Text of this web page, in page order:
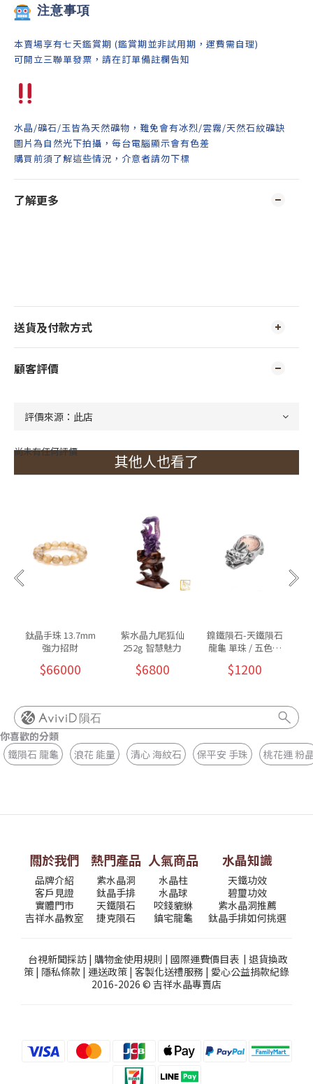
注意事項
本賣場享有七天鑑賞期 (鑑賞期並非試用期，運費需自理)
可開立三聯單發票，請在訂單備註欄告知
水晶/礦石/玉皆為天然礦物，難免會有冰烈/雲霧/天然石紋礦缺
圖片為自然光下拍攝，每台電腦顯示會有色差
購買前須了解這些情況，介意者請勿下標
了解更多
送貨及付款方式
顧客評價
尚未有任何評價 其他人也看了
鈦晶手珠 13.7mm
強力招財
$66000
紫水晶九尾狐仙
252g 智慧魅力
$6800
鎳鐵隕石-天鐵隕石
龍龜 單珠 / 五色可
$1200
隕石
你喜歡的分類
鐵隕石 龍龜
浪花 能量 清心 海紋石 保平安 手珠 桃花運 粉
關於我們
品牌介紹
客戶見證
實體門市
吉祥水晶教室
熱門產品
紫水晶洞
鈦晶手排
天鐵隕石
捷克隕石
人氣商品
水晶柱
水晶球
咬錢貔貅
鎮宅龍龜
水晶知識
天鐵功效
碧璽功效
紫水晶洞推薦
鈦晶手排如何挑選
台視新聞採訪| 購物金使用規則 | 國際運費價目表| 退貨換政
策 | 隱私條款 | 運送政策 | 客製化送禮服務 | 愛心公益捐款紀錄
2016-2026 © 吉祥水晶專賣店